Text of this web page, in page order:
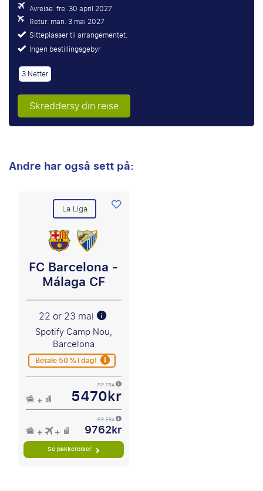
Avreise: fre. 30 april 2027
Retur: man. 3 mai 2027
Sitteplasser til arrangementet.
Ingen bestillingsgebyr
3 Netter
Skreddersy din reise
Andre har også sett på:
La Liga
FC Barcelona -
Málaga CF
22 or 23 mai
Spotify Camp Nou,
Barcelona
Betale 50 % i dag!
P.P. FRA
5470kr
P.P. FRA
9762kr
Se pakkereiser